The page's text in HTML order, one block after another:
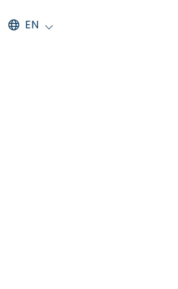
Select an available language
EN